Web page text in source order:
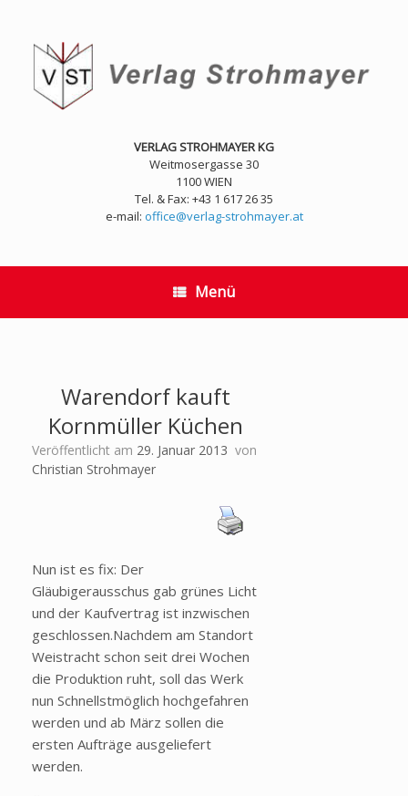
springen
VERLAG STROHMAYER KG
Weitmosergasse 30
1100 WIEN
Tel. & Fax: +43 1 617 26 35
e-mail: office@verlag-strohmayer.at
Menü
Warendorf kauft
Kornmüller Küchen
Veröffentlicht am 29. Januar 2013 von
Christian Strohmayer
Nun ist es fix: Der
Gläubigerausschus gab grünes Licht
und der Kaufvertrag ist inzwischen
geschlossen.Nachdem am Standort
Weistracht schon seit drei Wochen
die Produktion ruht, soll das Werk
nun Schnellstmöglich hochgefahren
werden und ab März sollen die
ersten Aufträge ausgeliefert
werden.